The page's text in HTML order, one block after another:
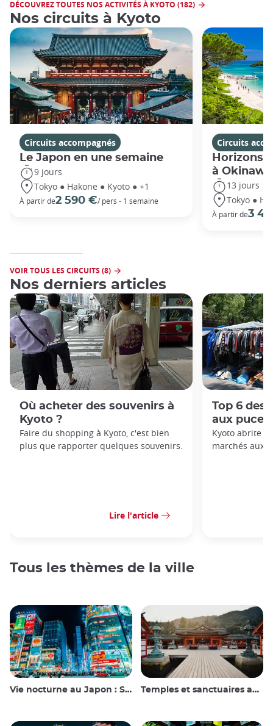
DÉCOUVREZ TOUTES NOS ACTIVITÉS À KYOTO (182)
Nos circuits à Kyoto
Circuits accompagnés
Le Japon en une semaine
9 jours
Tokyo ● Hakone ● Kyoto ● +1
À partir de2 590 €/ pers - 1 semaine
Circuits
Horizons
à Okinawa
13 jours
Tokyo ●
À partir de3
VOIR TOUS LES CIRCUITS (8)
Nos derniers articles
Où acheter des souvenirs à
Kyoto ?
Faire du shopping à Kyoto, c'est bien
plus que rapporter quelques souvenirs.
Lire l'article
Top 6 des
aux puces
Kyoto abrite
marchés aux
Tous les thèmes de la ville
Vie nocturne au Japon : Sortir, voir et boire Temples et sanctuaires au Japon